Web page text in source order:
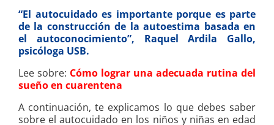
“El autocuidado es importante porque es parte
de la construcción de la autoestima basada en
el autoconocimiento”, Raquel Ardila Gallo,
psicóloga USB.
Lee sobre: Cómo lograr una adecuada rutina del
sueño en cuarentena
A continuación, te explicamos lo que debes saber
sobre el autocuidado en los niños y niñas en edad